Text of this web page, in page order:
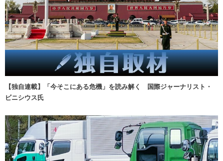
【独自連載】「今そこにある危機」を読み解く 国際ジャーナリスト・
ビニシウス氏